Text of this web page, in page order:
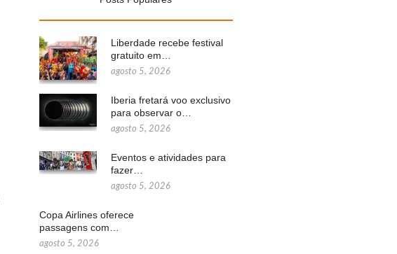
Liberdade recebe festival
gratuito em…
agosto 5, 2026
Iberia fretará voo exclusivo
para observar o…
agosto 5, 2026
Eventos e atividades para
fazer…
agosto 5, 2026
Copa Airlines oferece
passagens com…
agosto 5, 2026